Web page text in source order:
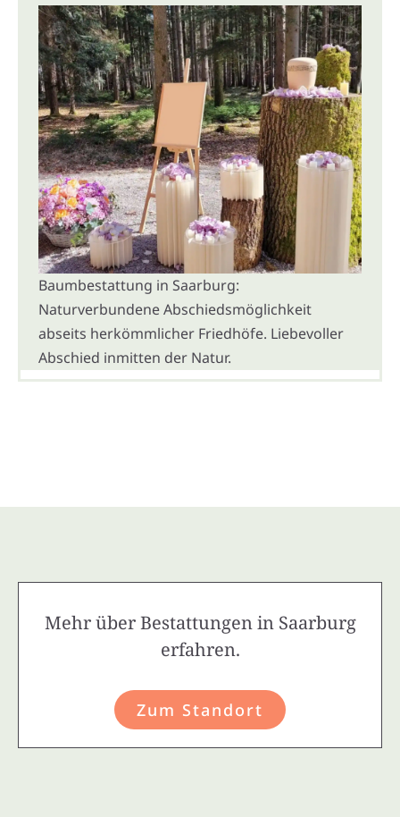
Baumbestattung in Saarburg:
Naturverbundene Abschiedsmöglichkeit
abseits herkömmlicher Friedhöfe. Liebevoller
Abschied inmitten der Natur.
Mehr über Bestattungen in Saarburg
erfahren.
Zum Standort